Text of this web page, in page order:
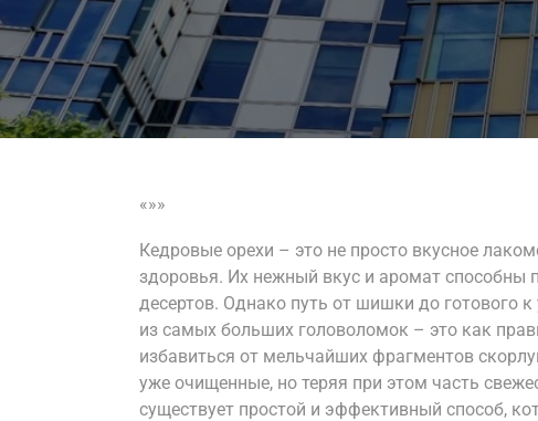
«»»
Кедровые орехи – это не просто вкусное
здоровья. Их нежный вкус и аромат способны
десертов. Однако путь от шишки до готового
из самых больших головоломок – это как
избавиться от мельчайших фрагментов
уже очищенные, но теряя при этом часть
существует простой и эффективный способ,